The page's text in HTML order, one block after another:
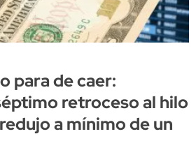
para de caer:
retroceso al hilo
a mínimo de un